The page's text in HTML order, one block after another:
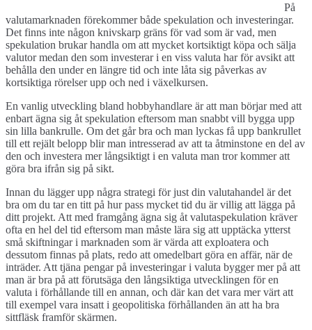
På
valutamarknaden förekommer både spekulation och investeringar.
Det finns inte någon knivskarp gräns för vad som är vad, men
spekulation brukar handla om att mycket kortsiktigt köpa och sälja
valutor medan den som investerar i en viss valuta har för avsikt att
behålla den under en längre tid och inte låta sig påverkas av
kortsiktiga rörelser upp och ned i växelkursen.
En vanlig utveckling bland hobbyhandlare är att man börjar med att
enbart ägna sig åt spekulation eftersom man snabbt vill bygga upp
sin lilla bankrulle. Om det går bra och man lyckas få upp bankrullet
till ett rejält belopp blir man intresserad av att ta åtminstone en del av
den och investera mer långsiktigt i en valuta man tror kommer att
göra bra ifrån sig på sikt.
Innan du lägger upp några strategi för just din valutahandel är det
bra om du tar en titt på hur pass mycket tid du är villig att lägga på
ditt projekt. Att med framgång ägna sig åt valutaspekulation kräver
ofta en hel del tid eftersom man måste lära sig att upptäcka ytterst
små skiftningar i marknaden som är värda att exploatera och
dessutom finnas på plats, redo att omedelbart göra en affär, när de
inträder. Att tjäna pengar på investeringar i valuta bygger mer på att
man är bra på att förutsäga den långsiktiga utvecklingen för en
valuta i förhållande till en annan, och där kan det vara mer värt att
till exempel vara insatt i geopolitiska förhållanden än att ha bra
sittfläsk framför skärmen.